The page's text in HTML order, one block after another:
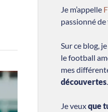
Je m’appelle
passionné
Sur ce blog,
le football
mes
découvertes.
Je veuxque